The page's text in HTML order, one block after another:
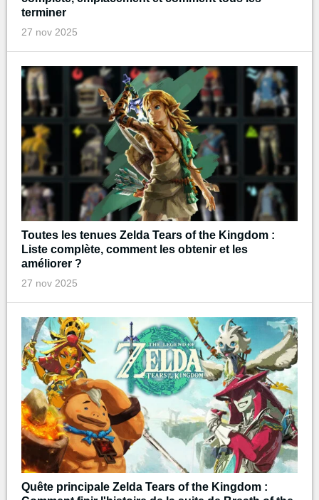
terminer
27 nov 2025
Toutes les tenues Zelda Tears of the Kingdom :
Liste complète, comment les obtenir et les
améliorer ?
27 nov 2025
Quête principale Zelda Tears of the Kingdom :